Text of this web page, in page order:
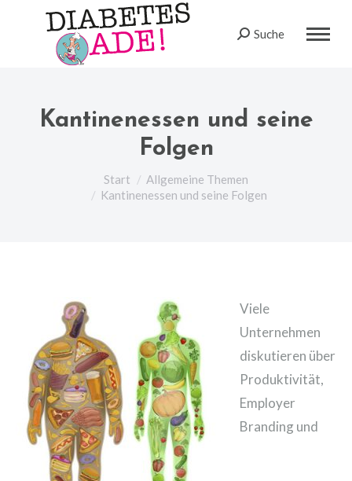
Search:
Suche
Kantinenessen und seine
Folgen
Sie befinden sich hier:
Start
Allgemeine Themen
Kantinenessen und seine Folgen
Viele
Unternehmen
diskutieren über
Produktivität,
Employer
Branding und